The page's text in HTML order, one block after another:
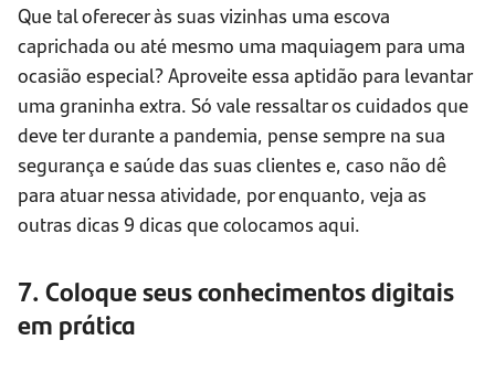
Que tal oferecer às suas vizinhas uma escova
caprichada ou até mesmo uma maquiagem para uma
ocasião especial? Aproveite essa aptidão para levantar
uma graninha extra. Só vale ressaltar os cuidados que
deve ter durante a pandemia, pense sempre na sua
segurança e saúde das suas clientes e, caso não dê
para atuar nessa atividade, por enquanto, veja as
outras dicas 9 dicas que colocamos aqui.
7. Coloque seus conhecimentos digitais
em prática